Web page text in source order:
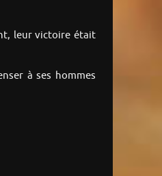
leur victoire était
à ses hommes